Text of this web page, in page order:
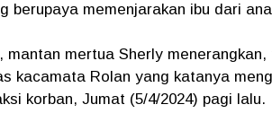
berupaya memenjarakan ibu dari
mantan mertua Sherly
kacamata Rolan yang katanya
korban, Jumat (5/4/2024) pagi lalu.